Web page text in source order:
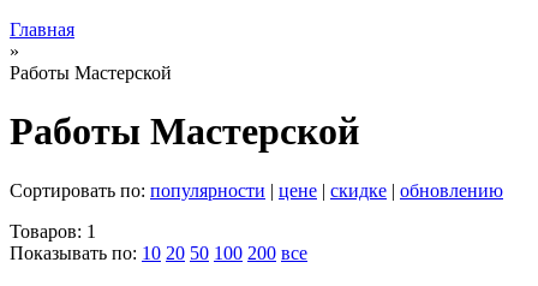
Главная
»
Работы Мастерской
Работы Мастерской
Сортировать по: популярности | цене | скидке | обновлению
Товаров: 1
Показывать по: 10 20 50 100 200 все